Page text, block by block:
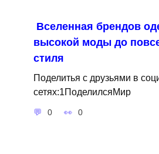
Вселенная брендов
высокой моды до
стиля
Поделитья с друзьями в
сетях:1ПоделилсяМир
0 0